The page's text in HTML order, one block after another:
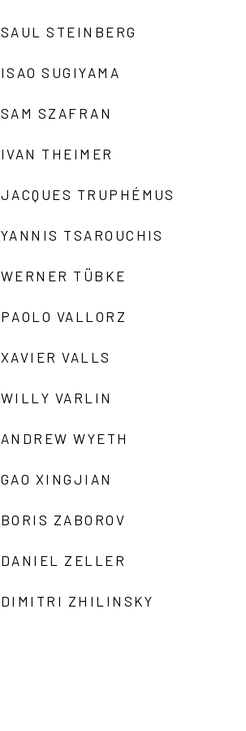
SAUL STEINBERG
ISAO SUGIYAMA
SAM SZAFRAN
IVAN THEIMER
JACQUES TRUPHÉMUS
YANNIS TSAROUCHIS
WERNER TÜBKE
PAOLO VALLORZ
XAVIER VALLS
WILLY VARLIN
ANDREW WYETH
GAO XINGJIAN
BORIS ZABOROV
DANIEL ZELLER
DIMITRI ZHILINSKY